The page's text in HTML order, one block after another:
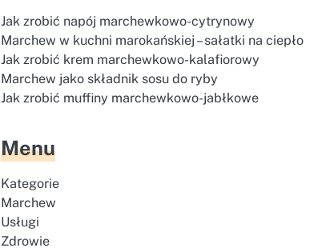
Jak zrobić napój marchewkowo-cytrynowy
Marchew w kuchni marokańskiej – sałatki na ciepło
Jak zrobić krem marchewkowo-kalafiorowy
Marchew jako składnik sosu do ryby
Jak zrobić muffiny marchewkowo-jabłkowe
Menu
Kategorie
Marchew
Usługi
Zdrowie